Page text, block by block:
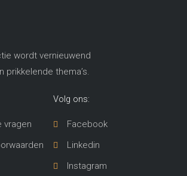
wordt vernieuwend
prikkelende thema’s​.
vragen
Volg ons:
Facebook
Linkedin
Instagram